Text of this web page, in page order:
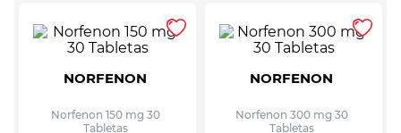
NORFENON
Norfenon 150 mg 30
Tabletas
NORFENON
Norfenon 300 mg 30
Tabletas